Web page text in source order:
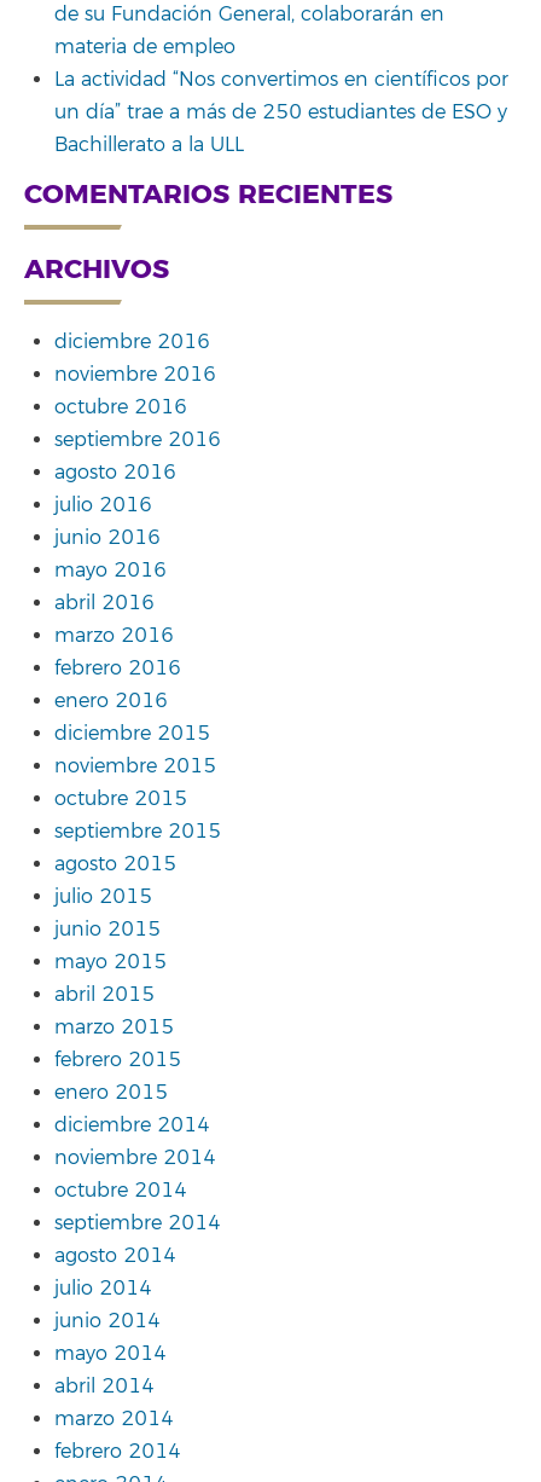
de su Fundación General, colaborarán en
materia de empleo
La actividad “Nos convertimos en científicos por
un día” trae a más de 250 estudiantes de ESO y
Bachillerato a la ULL
COMENTARIOS RECIENTES
ARCHIVOS
diciembre 2016
noviembre 2016
octubre 2016
septiembre 2016
agosto 2016
julio 2016
junio 2016
mayo 2016
abril 2016
marzo 2016
febrero 2016
enero 2016
diciembre 2015
noviembre 2015
octubre 2015
septiembre 2015
agosto 2015
julio 2015
junio 2015
mayo 2015
abril 2015
marzo 2015
febrero 2015
enero 2015
diciembre 2014
noviembre 2014
octubre 2014
septiembre 2014
agosto 2014
julio 2014
junio 2014
mayo 2014
abril 2014
marzo 2014
febrero 2014